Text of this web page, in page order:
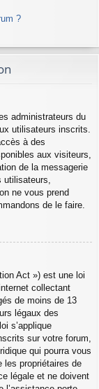
?
administrateurs du
utilisateurs inscrits.
à des
aux visiteurs,
de la messagerie
ne vous prend
de le faire.
Act ») est une loi
collectant
de moins de 13
légaux des
s’applique
sur votre forum,
qui pourra vous
les propriétaires de
légale et ne doivent